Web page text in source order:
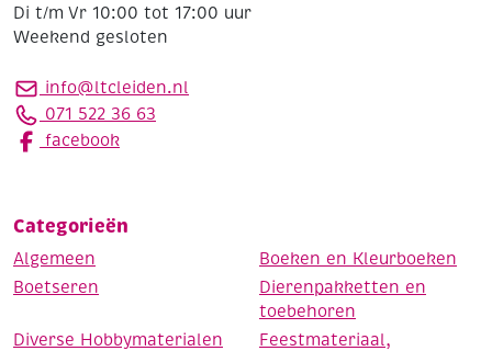
Di t/m Vr 10:00 tot 17:00 uur
Weekend gesloten
info@ltcleiden.nl
071 522 36 63
facebook
Categorieën
Algemeen
Boeken en Kleurboeken
Boetseren
Dierenpakketten en
toebehoren
Diverse Hobbymaterialen
Feestmateriaal,